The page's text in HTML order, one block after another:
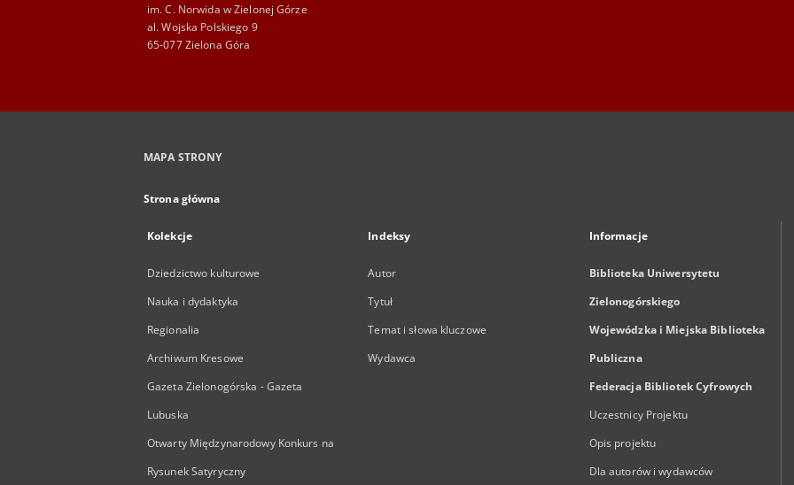
im. C. Norwida w Zielonej Górze
al. Wojska Polskiego 9
65-077 Zielona Góra
MAPA STRONY
Strona główna
Kolekcje
Dziedzictwo kulturowe
Nauka i dydaktyka
Regionalia
Archiwum Kresowe
Gazeta Zielonogórska - Gazeta
Lubuska
Otwarty Międzynarodowy Konkurs na
Rysunek Satyryczny
Indeksy
Autor
Tytuł
Temat i słowa kluczowe
Wydawca
Informacje
Biblioteka Uniwersytetu
Zielonogórskiego
Wojewódzka i Miejska Biblioteka
Publiczna
Federacja Bibliotek Cyfrowych
Uczestnicy Projektu
Opis projektu
Dla autorów i wydawców